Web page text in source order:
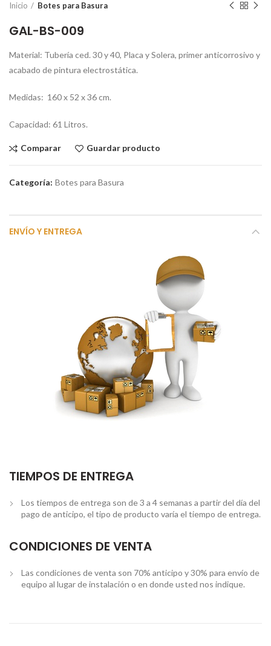
Inicio Botes para Basura
GAL-BS-009
Material: Tubería ced. 30 y 40, Placa y Solera, primer anticorrosivo y
acabado de pintura electrostática.
Medidas: 160 x 52 x 36 cm.
Capacidad: 61 Litros.
Comparar Guardar producto
Categoría: Botes para Basura
ENVÍO Y ENTREGA
TIEMPOS DE ENTREGA
Los tiempos de entrega son de 3 a 4 semanas a partir del día del
pago de anticipo, el tipo de producto varía el tiempo de entrega.
CONDICIONES DE VENTA
Las condiciones de venta son 70% anticipo y 30% para envío de
equipo al lugar de instalación o en donde usted nos indique.